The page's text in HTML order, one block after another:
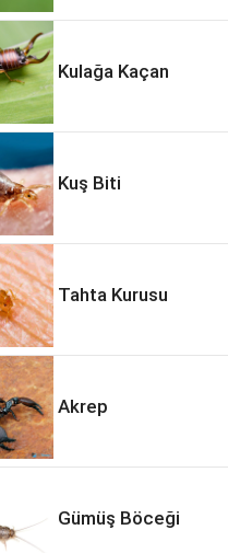
Kulağa Kaçan
Kuş Biti
Tahta Kurusu
Akrep
Gümüş Böceği